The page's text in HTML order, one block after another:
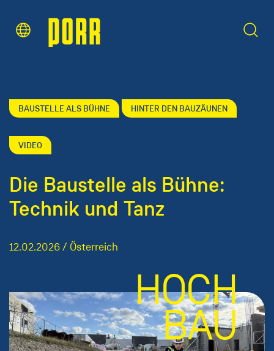
BAUSTELLE ALS BÜHNE HINTER DEN BAUZÄUNEN
VIDEO
Die Baustelle als Bühne:
Technik und Tanz
12.02.2026 / Österreich
HOCH
BAU